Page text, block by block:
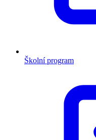
Školní program